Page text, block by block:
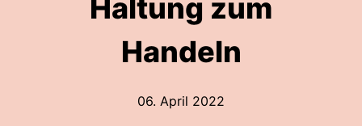
Haltung zum
Handeln
06. April 2022